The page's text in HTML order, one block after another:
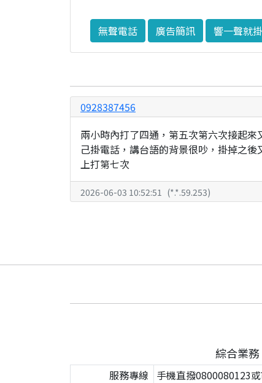
無聲電話
廣告簡訊 響一聲就掛
0928387456
兩小時內打了四通，第五次第六次接起來
己掛電話，講台語的背景很吵，掛掉之後
上打第七次
2026-06-03 10:52:51 (*.*.59.253)
綜合業務
服務專線
手機直撥0800080123